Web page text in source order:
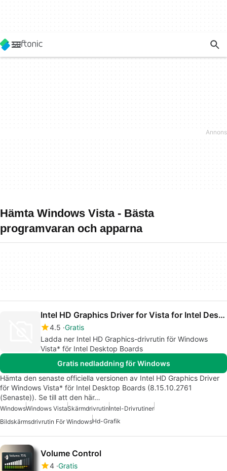
Hämta Windows Vista - Bästa
programvaran och apparna
Intel HD Graphics Driver for Vista for Intel Desktop
4.5 Gratis
Ladda ner Intel HD Graphics-drivrutin för Windows
Vista* för Intel Desktop Boards
Gratis nedladdning för Windows
Hämta den senaste officiella versionen av Intel HD Graphics Driver
för Windows Vista* för Intel Desktop Boards (8.15.10.2761
(Senaste)). Se till att den här…
WindowsWindows VistaSkärmdrivrutinIntel-Drivrutiner
Bildskärmsdrivrutin För WindowsHd-Grafik
Volume Control
4 Gratis